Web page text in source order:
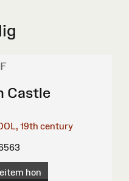
Castle
19th century
hon